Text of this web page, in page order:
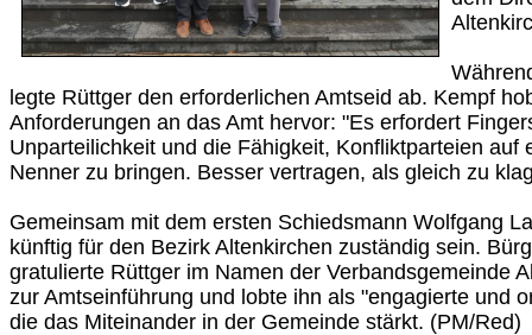
legte Rüttger den erforderlichen Amtseid ab. Kempf
Anforderungen an das Amt hervor: "Es erfordert
Unparteilichkeit und die Fähigkeit, Konfliktparteien auf
Nenner zu bringen. Besser vertragen, als gleich zu
Gemeinsam mit dem ersten Schiedsmann Wolfgang
künftig für den Bezirk Altenkirchen zuständig sein.
gratulierte Rüttger im Namen der Verbandsgemeinde
zur Amtseinführung und lobte ihn als "engagierte und
die das Miteinander in der Gemeinde stärkt. (PM/Red)